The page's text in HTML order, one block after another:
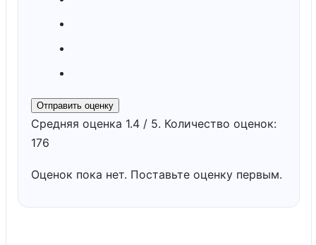
Отправить оценку
Средняя оценка 1.4 / 5. Количество оценок:
176
Оценок пока нет. Поставьте оценку первым.